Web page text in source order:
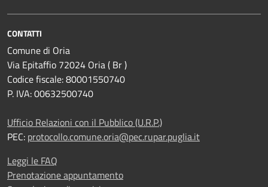
CONTATTI
Comune di Oria
Via Epitaffio 72024 Oria ( Br )
Codice fiscale: 80001550740
P. IVA: 00632500740
Ufficio Relazioni con il Pubblico (U.R.P.)
PEC: protocollo.comune.oria@pec.rupar.puglia.it
Leggi le FAQ
Prenotazione appuntamento